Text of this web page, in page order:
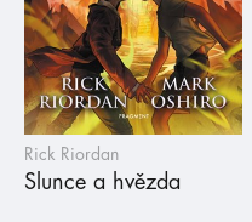
Rick Riordan
Slunce a hvězda